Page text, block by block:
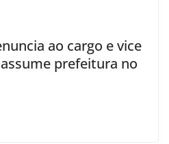
ao cargo e vice
prefeitura no